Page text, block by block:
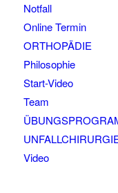
Notfall
Online Termin
ORTHOPÄDIE
Philosophie
Start-Video
Team
Video